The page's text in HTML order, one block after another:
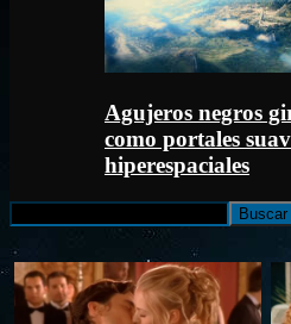
Agujeros negros
como portales
hiperespaciales